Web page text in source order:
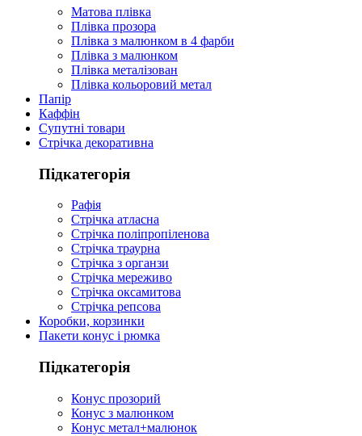
Матова плівка
Плівка прозора
Плівка з малюнком в 4 фарби
Плівка з малюнком
Плівка металізован
Плівка кольоровий метал
Папір
Каффін
Супутні товари
Стрічка декоративна
Підкатегорія
Рафія
Стрічка атласна
Стрічка поліпропіленова
Стрічка траурна
Стрічка з органзи
Стрічка мереживо
Стрічка оксамитова
Стрічка репсова
Коробки, корзинки
Пакети конус і рюмка
Підкатегорія
Конус прозорий
Конус з малюнком
Конус метал+малюнок